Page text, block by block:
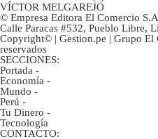
VÍCTOR MELGAREJO
© Empresa Editora El Comercio
Calle Paracas #532, Pueblo Libre,
Copyright© | Gestion.pe | Grupo El
reservados
SECCIONES:
Portada -
Economía -
Mundo -
Perú -
Tu Dinero -
Tecnología
CONTACTO: